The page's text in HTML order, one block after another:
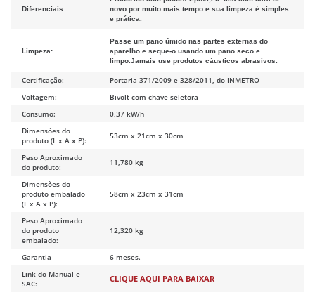
Diferenciais
novo por muito mais tempo e sua limpeza é simples
e prática.
Limpeza:
Passe um pano úmido nas partes externas do
aparelho e seque-o usando um pano seco e
limpo.Jamais use produtos cáusticos abrasivos.
Certificação:
Portaria 371/2009 e 328/2011, do INMETRO
Voltagem:
Bivolt com chave seletora
Consumo:
0,37 kW/h
Dimensões do
produto (L x A x P):
53cm x 21cm x 30cm
Peso Aproximado
do produto:
11,780 kg
Dimensões do
produto embalado
(L x A x P):
58cm x 23cm x 31cm
Peso Aproximado
do produto
embalado:
12,320 kg
Garantia
6 meses.
Link do Manual e
SAC:
CLIQUE AQUI PARA BAIXAR